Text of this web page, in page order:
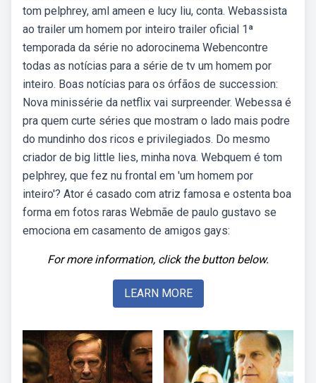
tom pelphrey, aml ameen e lucy liu, conta. Webassista
ao trailer um homem por inteiro trailer oficial 1ª
temporada da série no adorocinema Webencontre
todas as notícias para a série de tv um homem por
inteiro. Boas notícias para os órfãos de succession:
Nova minissérie da netflix vai surpreender. Webessa é
pra quem curte séries que mostram o lado mais podre
do mundinho dos ricos e privilegiados. Do mesmo
criador de big little lies, minha nova. Webquem é tom
pelphrey, que fez nu frontal em 'um homem por
inteiro'? Ator é casado com atriz famosa e ostenta boa
forma em fotos raras Webmãe de paulo gustavo se
emociona em casamento de amigos gays:
For more information, click the button below.
LEARN MORE